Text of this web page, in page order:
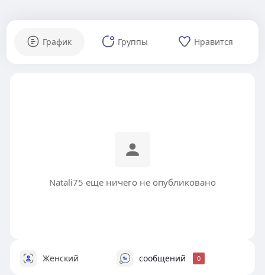
График Группы Нравится
Natali75 еще ничего не опубликовано
Женский сообщений 0